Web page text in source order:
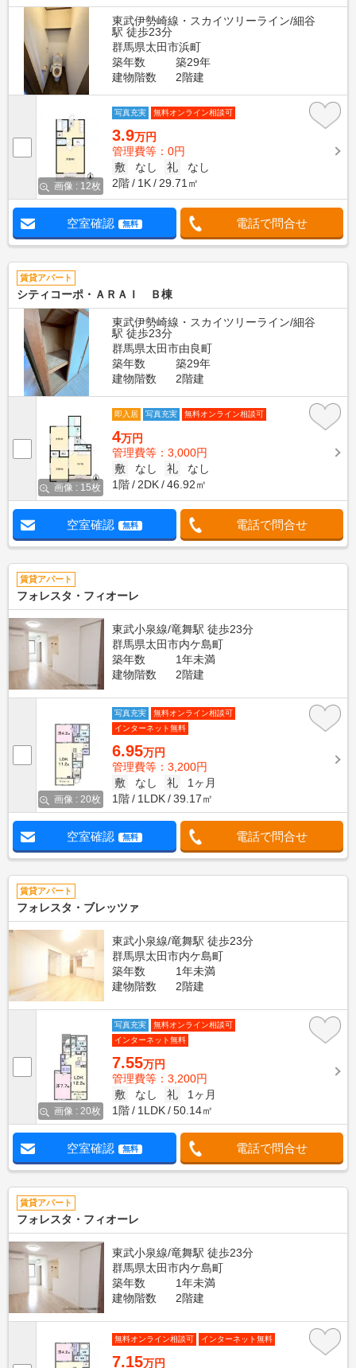
東武伊勢崎線・スカイツリーライン/細谷
駅 徒歩23分
群馬県太田市浜町
築年数
築29年
建物階数
2階建
画像 : 12枚
写真充実 無料オンライン相談可
3.9万円
管理費等：0円
敷
なし 礼
なし
2階
1K 29.71㎡
空室確認 無料 電話で問合せ
賃貸アパート
シティコーポ・ＡＲＡＩ Ｂ棟
東武伊勢崎線・スカイツリーライン/細谷
駅 徒歩23分
群馬県太田市由良町
築年数
築29年
建物階数
2階建
画像 : 15枚
即入居 写真充実 無料オンライン相談可
4万円
管理費等：3,000円
敷
なし 礼
なし
1階
2DK 46.92㎡
空室確認 無料 電話で問合せ
賃貸アパート
フォレスタ・フィオーレ
東武小泉線/竜舞駅 徒歩23分
群馬県太田市内ケ島町
築年数
1年未満
建物階数
2階建
画像 : 20枚
写真充実
無料オンライン相談可
インターネット無料
6.95万円
管理費等：3,200円
敷
なし 礼
1ヶ月
1階
1LDK 39.17㎡
空室確認 無料 電話で問合せ
賃貸アパート
フォレスタ・ブレッツァ
東武小泉線/竜舞駅 徒歩23分
群馬県太田市内ケ島町
築年数
1年未満
建物階数
2階建
画像 : 20枚
写真充実
無料オンライン相談可
インターネット無料
7.55万円
管理費等：3,200円
敷
なし 礼
1ヶ月
1階
1LDK 50.14㎡
空室確認 無料 電話で問合せ
賃貸アパート
フォレスタ・フィオーレ
東武小泉線/竜舞駅 徒歩23分
群馬県太田市内ケ島町
築年数
1年未満
建物階数
2階建
無料オンライン相談可 インターネット無料
7.15万円